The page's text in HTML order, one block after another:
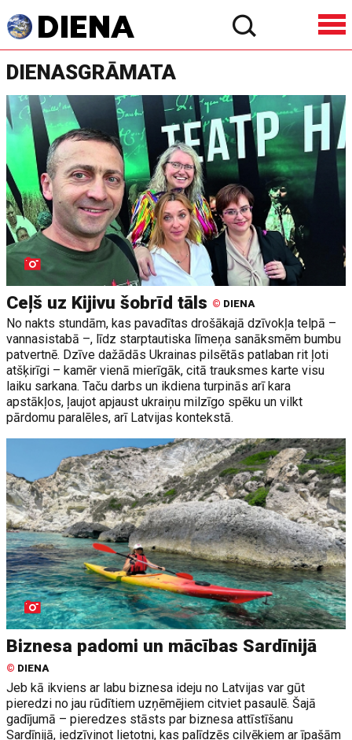
DIENASGRĀMATA
Ceļš uz Kijivu šobrīd tāls © DIENA
No nakts stundām, kas pavadītas drošākajā dzīvokļa telpā –
vannasistabā –, līdz starptautiska līmeņa sanāksmēm bumbu
patvertnē. Dzīve dažādās Ukrainas pilsētās patlaban rit ļoti
atšķirīgi – kamēr vienā mierīgāk, citā trauksmes karte visu
laiku sarkana. Taču darbs un ikdiena turpinās arī kara
apstākļos, ļaujot apjaust ukraiņu milzīgo spēku un vilkt
pārdomu paralēles, arī Latvijas kontekstā.
Biznesa padomi un mācības Sardīnijā
© DIENA
Jeb kā ikviens ar labu biznesa ideju no Latvijas var gūt
pieredzi no jau rūdītiem uzņēmējiem citviet pasaulē. Šajā
gadījumā – pieredzes stāsts par biznesa attīstīšanu
Sardīnijā, iedzīvinot lietotni, kas palīdzēs cilvēkiem ar īpašām